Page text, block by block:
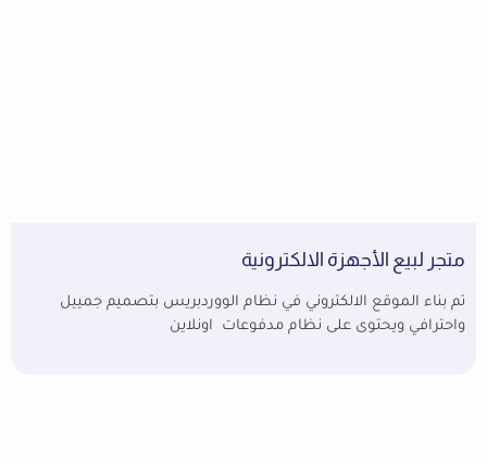
متجر لبيع الأجهزة الالكترونية
تم بناء الموقع الالكتروني في نظام الووردبريس بتصميم جمييل
واحترافي ويحتوى على نظام مدفوعات اونلاين